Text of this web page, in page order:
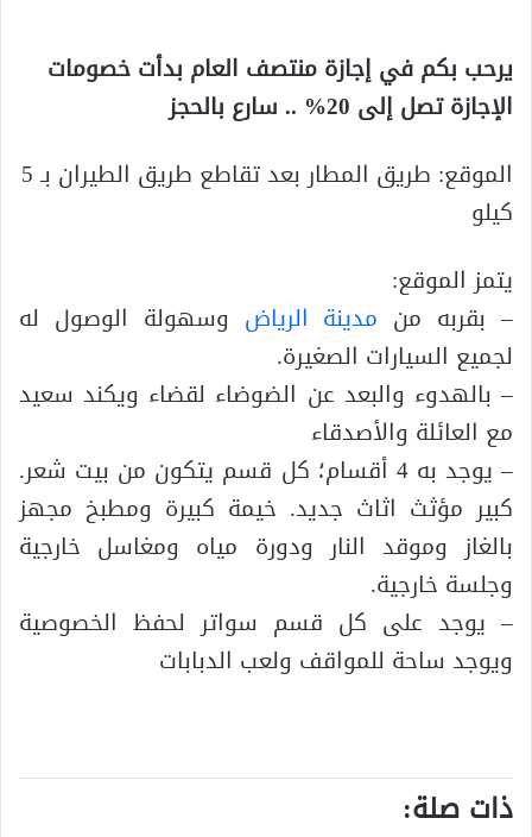
يرحب بكم في إجازة منتصف العام بدأت خصومات
الإجازة تصل إلى 20% .. سارع بالحجز
الموقع: طريق المطار بعد تقاطع طريق الطيران بـ 5
كيلو
يتمز الموقع:
– بقربه من مدينة الرياض وسهولة الوصول له
لجميع السيارات الصغيرة.
– بالهدوء والبعد عن الضوضاء لقضاء ويكند سعيد
مع العائلة والأصدقاء
– يوجد به 4 أقسام؛ كل قسم يتكون من بيت شعر.
كبير مؤثث اثاث جديد. خيمة كبيرة ومطبخ مجهز
بالغاز وموقد النار ودورة مياه ومغاسل خارجية
وجلسة خارجية.
– يوجد على كل قسم سواتر لحفظ الخصوصية
ويوجد ساحة للمواقف ولعب الدبابات
ذات صلة: